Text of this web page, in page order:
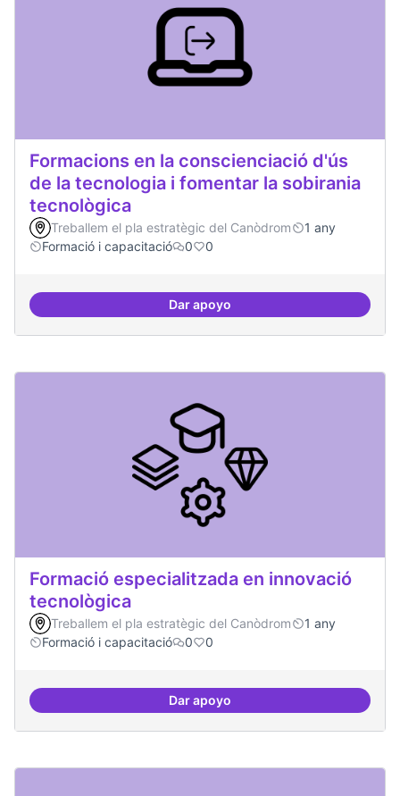
Formacions en la conscienciació d'ús
de la tecnologia i fomentar la sobirania
tecnològica
Treballem el pla estratègic del Canòdrom
1 any
Formació i capacitació
0 0
Dar apoyoFormacions en la
Formació especialitzada en innovació
tecnològica
Treballem el pla estratègic del Canòdrom
1 any
Formació i capacitació
0 0
Dar apoyoFormació especialitzada en